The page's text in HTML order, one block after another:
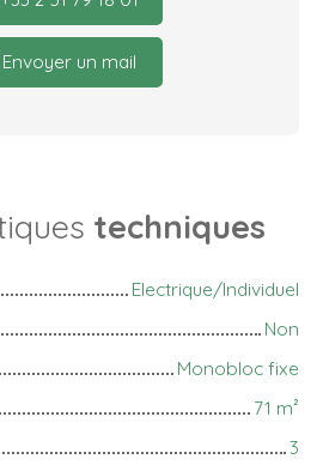
Envoyer un mail
techniques
Electrique/Individuel
Non
Monobloc fixe
71 m²
3